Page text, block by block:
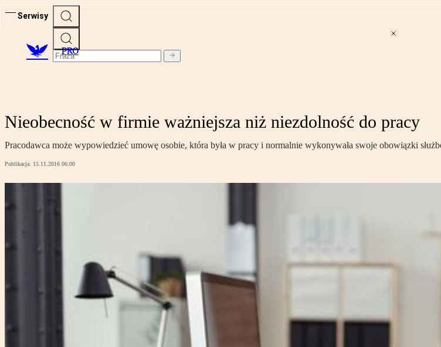
Serwisy
PRO
Nieobecność w firmie ważniejsza niż niezdolność do pracy
Pracodawca może wypowiedzieć umowę osobie, która była w pracy i normalnie wykonywała swoje obowiązki
Publikacja: 15.11.2016 06:00